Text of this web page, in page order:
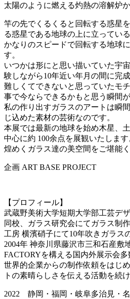
太陽のように燃える灼熱の溶解炉
竿の先でくるくると回転する惑星
る惑星である地球の上に立ってい
かなりのスピードで回転する地球
す。
いつかは形にと思い描いていた宇
験しながら10年近い年月の間に完
難しくてできないと思っていたモ
事で今ならできるかもと思う瞬間
私の作り出すガラスのアートは瞬
じ込めた素材の芸術なのです。
本展では最新の地球を始め木星、
中心に約 100余点を展観いたします
煌めくガラス達の美空間をご堪能く
企画 ART BASE PROJECT
【プロフィール】
武蔵野美術大学短期大学部工芸デ
同校、ガラス研究会にてガラス制
工房 横濱硝子にて10年吹きガラス
2004年 神奈川県藤沢市三和石産敷
FACTORYを構える国内外展示会多
世界的企業からの制作依頼をはじ
トの素晴らしさを伝える活動を続け
2022 静岡・福岡・岐阜多治見・